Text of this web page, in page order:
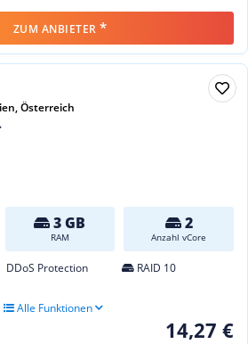
ZUM ANBIETER *
Österreich
3 GB
RAM
2
Anzahl vCore
DDoS Protection RAID 10
Alle Funktionen
14,27 €